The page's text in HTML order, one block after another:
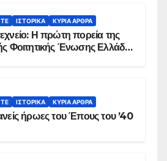
ΙΣΤΟΡΙΚΆ ΚΥΡΙΑ ΑΡΘΡΑ
Η πρώτη πορεία της
Φοιτητικής Ένωσης Ελλάδος
ΙΣΤΟΡΙΚΆ ΚΥΡΙΑ ΑΡΘΡΑ
ήρωες του Έπους του ’40